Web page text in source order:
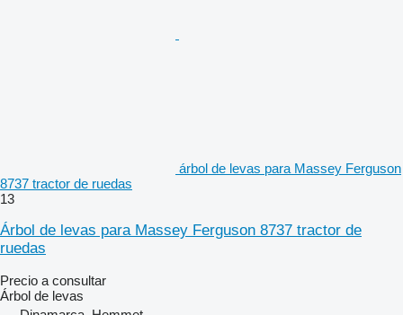
árbol de levas para Massey Ferguson
8737 tractor de ruedas
13
Árbol de levas para Massey Ferguson 8737 tractor de
ruedas
Precio a consultar
Árbol de levas